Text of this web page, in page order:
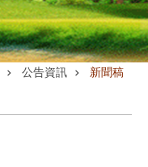
公告資訊 新聞稿